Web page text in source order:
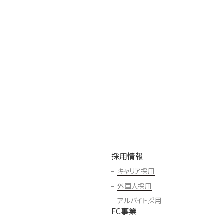
採用情報
キャリア採用
外国人採用
アルバイト採用
FC事業